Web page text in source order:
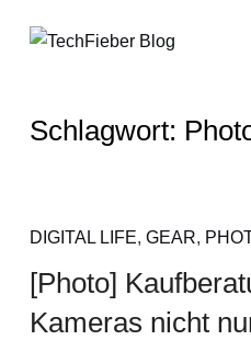
Schlagwort:
DIGITAL LIFE, GEAR,
[Photo]
Kameras nicht